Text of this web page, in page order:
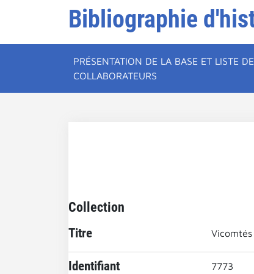
Bibliographie
PRÉSENTATION DE LA BASE ET LISTE
COLLABORATEURS
Collection
Titre Vicomtés
Identifiant 7773